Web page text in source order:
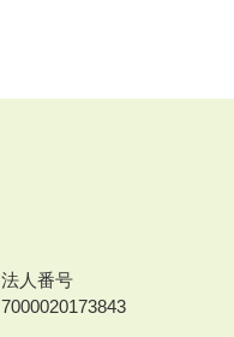
法人番号
7000020173843